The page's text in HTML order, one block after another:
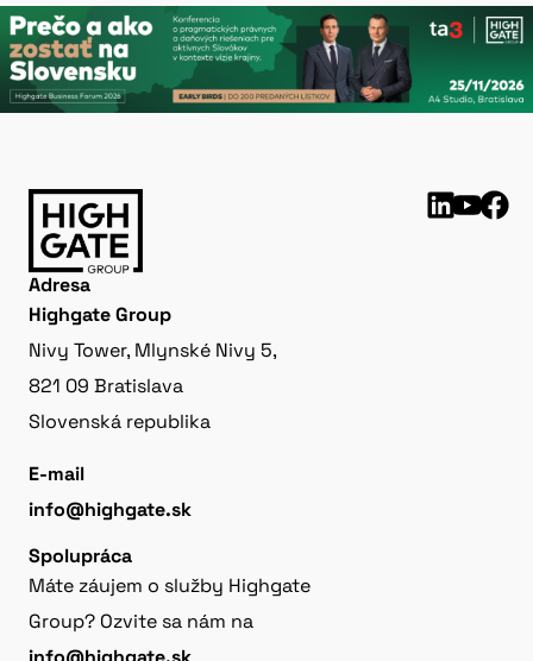
Adresa
Highgate Group
Nivy Tower, Mlynské Nivy 5,
821 09 Bratislava
Slovenská republika
E-mail
info@highgate.sk
Spolupráca
Máte záujem o služby Highgate
Group? Ozvite sa nám na